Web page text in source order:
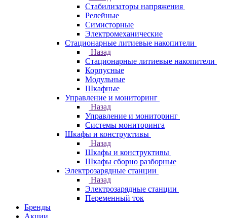
Стабилизаторы напряжения
Релейные
Симисторные
Электромеханические
Стационарные литиевые накопители
Назад
Стационарные литиевые накопители
Корпусные
Модульные
Шкафные
Управление и мониторинг
Назад
Управление и мониторинг
Системы мониторинга
Шкафы и конструктивы
Назад
Шкафы и конструктивы
Шкафы сборно разборные
Электрозарядные станции
Назад
Электрозарядные станции
Переменный ток
Бренды
Акции